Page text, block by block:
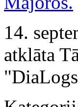
14.
atklāta